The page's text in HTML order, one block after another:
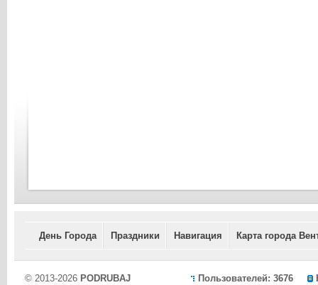
День Города Праздники Навигация Карта города
Пользователей: 3676
© 2013-2026 PODRUBAJ